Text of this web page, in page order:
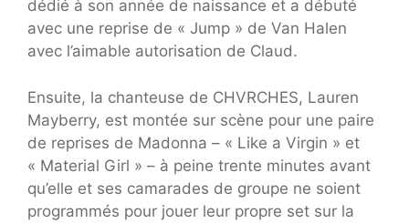
dédié à son année de naissance et a débuté
avec une reprise de « Jump » de Van Halen
avec l’aimable autorisation de Claud.
Ensuite, la chanteuse de CHVRCHES, Lauren
Mayberry, est montée sur scène pour une paire
de reprises de Madonna – « Like a Virgin » et
« Material Girl » – à peine trente minutes avant
qu’elle et ses camarades de groupe ne soient
programmés pour jouer leur propre set sur la